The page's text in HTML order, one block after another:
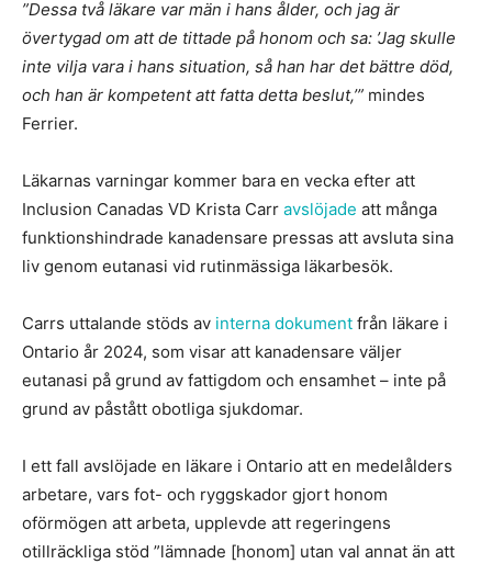
”Dessa två läkare var män i hans ålder, och jag är
övertygad om att de tittade på honom och sa: ’Jag skulle
inte vilja vara i hans situation, så han har det bättre död,
och han är kompetent att fatta detta beslut,’” mindes
Ferrier.
Läkarnas varningar kommer bara en vecka efter att
Inclusion Canadas VD Krista Carr avslöjade att många
funktionshindrade kanadensare pressas att avsluta sina
liv genom eutanasi vid rutinmässiga läkarbesök.
Carrs uttalande stöds av interna dokument från läkare i
Ontario år 2024, som visar att kanadensare väljer
eutanasi på grund av fattigdom och ensamhet – inte på
grund av påstått obotliga sjukdomar.
I ett fall avslöjade en läkare i Ontario att en medelålders
arbetare, vars fot- och ryggskador gjort honom
oförmögen att arbeta, upplevde att regeringens
otillräckliga stöd ”lämnade [honom] utan val annat än att